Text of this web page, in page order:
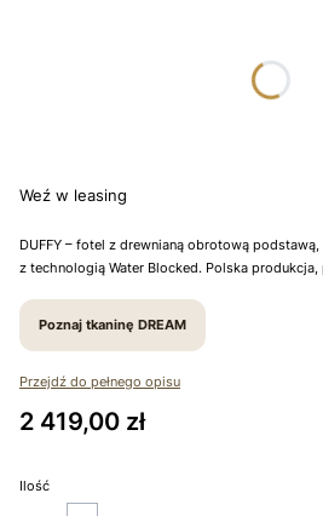
Weź w leasing
DUFFY – fotel z drewnianą obrotową
z technologią Water Blocked. Polska produkcja,
Poznaj tkaninę DREAM
Przejdź do pełnego opisu
Cena
2 419,00 zł
Ilość